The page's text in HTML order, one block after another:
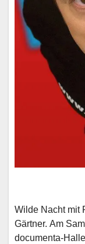
Wilde Nacht mit
Gärtner. Am
documenta-